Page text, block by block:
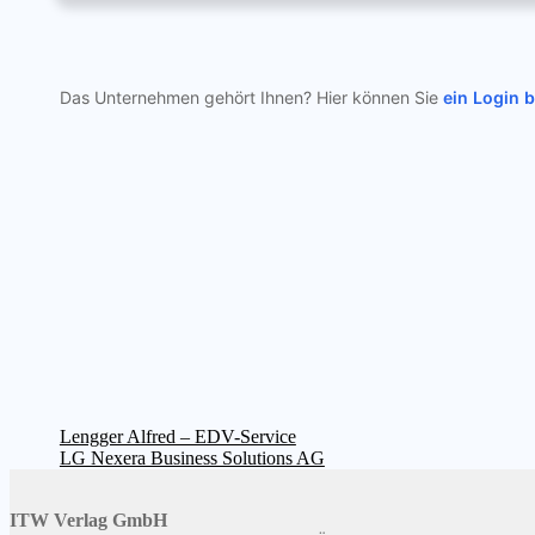
Das Unternehmen gehört Ihnen? Hier können Sie ein Login
Beitragsnavigation
Vorheriger
Beitrag:
Lengger Alfred – EDV-Service
Nächster
LG Nexera Business Solutions AG
ITW Verlag GmbH